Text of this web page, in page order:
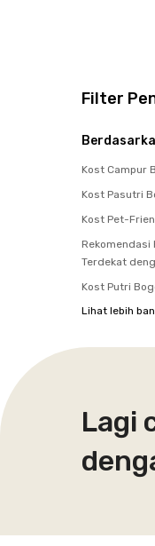
Filter
Kost Campur
Kost Pasutri
Kost Pet-
Rekomendasi
Terdekat
Kost Putri
Lihat lebih
Lagi